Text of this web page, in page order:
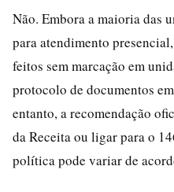
Não. Embora a maioria das
para atendimento
feitos sem marcação em
protocolo de documentos
entanto, a recomendação
da Receita ou ligar para o
política pode variar de